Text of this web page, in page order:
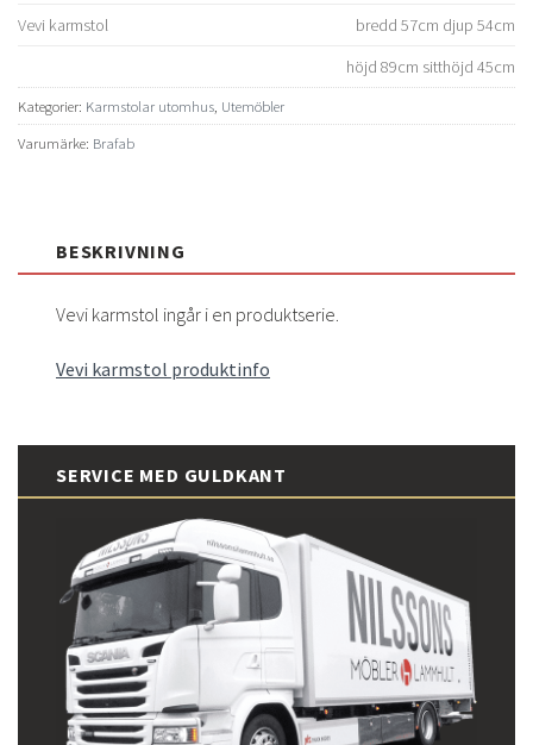
Vevi karmstol
bredd 57cm djup 54cm
höjd 89cm sitthöjd 45cm
Kategorier: Karmstolar utomhus, Utemöbler
Varumärke: Brafab
BESKRIVNING
Vevi karmstol ingår i en produktserie.
Vevi karmstol produktinfo
SERVICE MED GULDKANT